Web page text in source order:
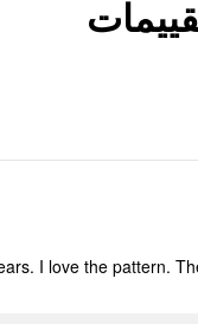
I love the pattern.